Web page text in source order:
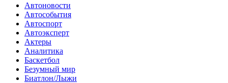
Автоновости
Автособытия
Автоспорт
Автоэксперт
Актеры
Аналитика
Баскетбол
Безумный мир
Биатлон/Лыжи